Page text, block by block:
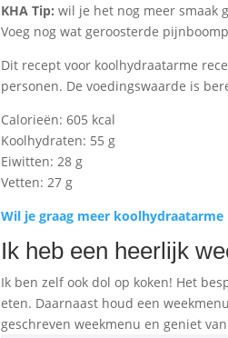
KHA Tip: wil je het nog meer smaak
Voeg nog wat geroosterde
Dit recept voor koolhydraatarme
personen. De voedingswaarde is
Calorieën: 605 kcal
Koolhydraten: 55 g
Eiwitten: 28 g
Vetten: 27 g
Wil je graag meer
Ik heb een heerlijk
Ik ben zelf ook dol op koken! Het
eten. Daarnaast houd een
geschreven weekmenu en geniet